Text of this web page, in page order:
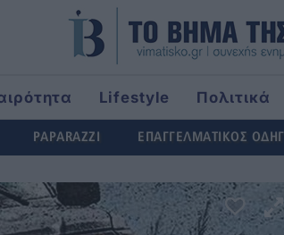
Lifestyle Πολιτικά
PAPARAZZI ΕΠΑΓΓΕΛΜΑΤΙΚΟΣ